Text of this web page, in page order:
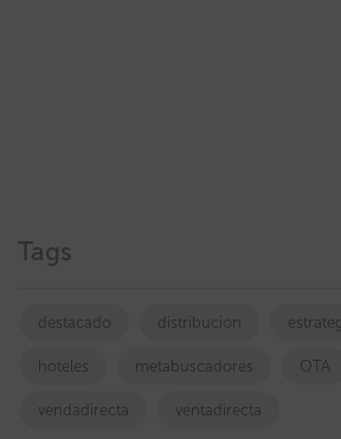
Tags
destacado distribucion
hoteles metabuscadores OTA
vendadirecta ventadirecta